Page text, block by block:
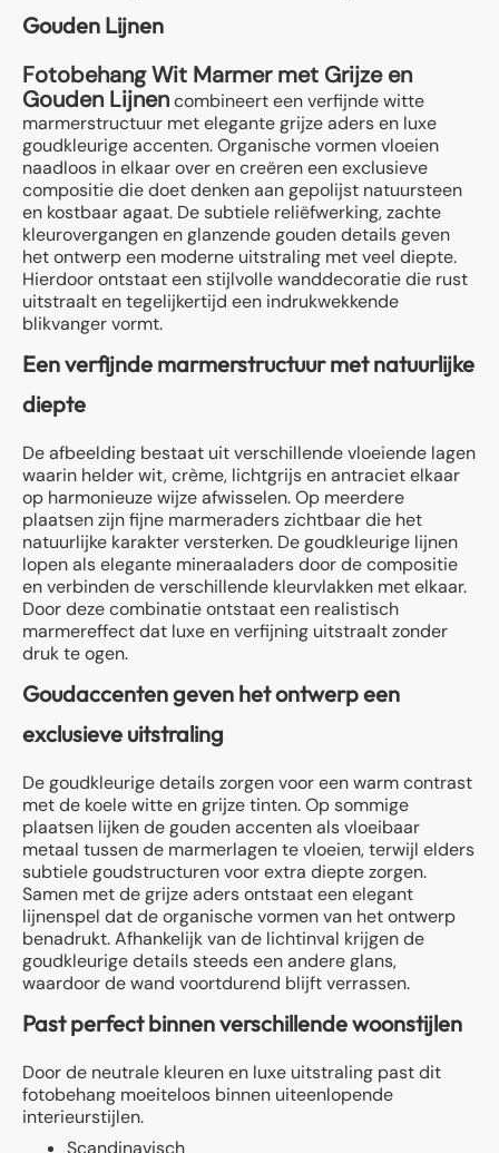
Gouden Lijnen
Fotobehang Wit Marmer met Grijze en
Gouden Lijnencombineert een verfijnde witte
marmerstructuur met elegante grijze aders en luxe
goudkleurige accenten. Organische vormen vloeien
naadloos in elkaar over en creëren een exclusieve
compositie die doet denken aan gepolijst natuursteen
en kostbaar agaat. De subtiele reliëfwerking, zachte
kleurovergangen en glanzende gouden details geven
het ontwerp een moderne uitstraling met veel diepte.
Hierdoor ontstaat een stijlvolle wanddecoratie die rust
uitstraalt en tegelijkertijd een indrukwekkende
blikvanger vormt.
Een verfijnde marmerstructuur met natuurlijke
diepte
De afbeelding bestaat uit verschillende vloeiende lagen
waarin helder wit, crème, lichtgrijs en antraciet elkaar
op harmonieuze wijze afwisselen. Op meerdere
plaatsen zijn fijne marmeraders zichtbaar die het
natuurlijke karakter versterken. De goudkleurige lijnen
lopen als elegante mineraaladers door de compositie
en verbinden de verschillende kleurvlakken met elkaar.
Door deze combinatie ontstaat een realistisch
marmereffect dat luxe en verfijning uitstraalt zonder
druk te ogen.
Goudaccenten geven het ontwerp een
exclusieve uitstraling
De goudkleurige details zorgen voor een warm contrast
met de koele witte en grijze tinten. Op sommige
plaatsen lijken de gouden accenten als vloeibaar
metaal tussen de marmerlagen te vloeien, terwijl elders
subtiele goudstructuren voor extra diepte zorgen.
Samen met de grijze aders ontstaat een elegant
lijnenspel dat de organische vormen van het ontwerp
benadrukt. Afhankelijk van de lichtinval krijgen de
goudkleurige details steeds een andere glans,
waardoor de wand voortdurend blijft verrassen.
Past perfect binnen verschillende woonstijlen
Door de neutrale kleuren en luxe uitstraling past dit
fotobehang moeiteloos binnen uiteenlopende
interieurstijlen.
Scandinavisch